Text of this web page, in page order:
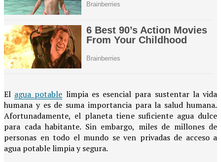
El agua potable limpia es esencial para sustentar la vida
humana y es de suma importancia para la salud humana.
Afortunadamente, el planeta tiene suficiente agua dulce
para cada habitante. Sin embargo, miles de millones de
personas en todo el mundo se ven privadas de acceso a
agua potable limpia y segura.